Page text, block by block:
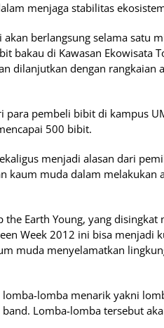
menjaga stabilitas
berlangsung selama satu
bakau di Kawasan Ekowisata
dilanjutkan dengan rangkaian
pembeli bibit di kampus
500 bibit.
menjadi alasan dari
kaum muda dalam melakukan
Earth Young, yang disingkat
Week 2012 ini bisa menjadi
muda menyelamatkan
lomba menarik yakni
Lomba-lomba tersebut